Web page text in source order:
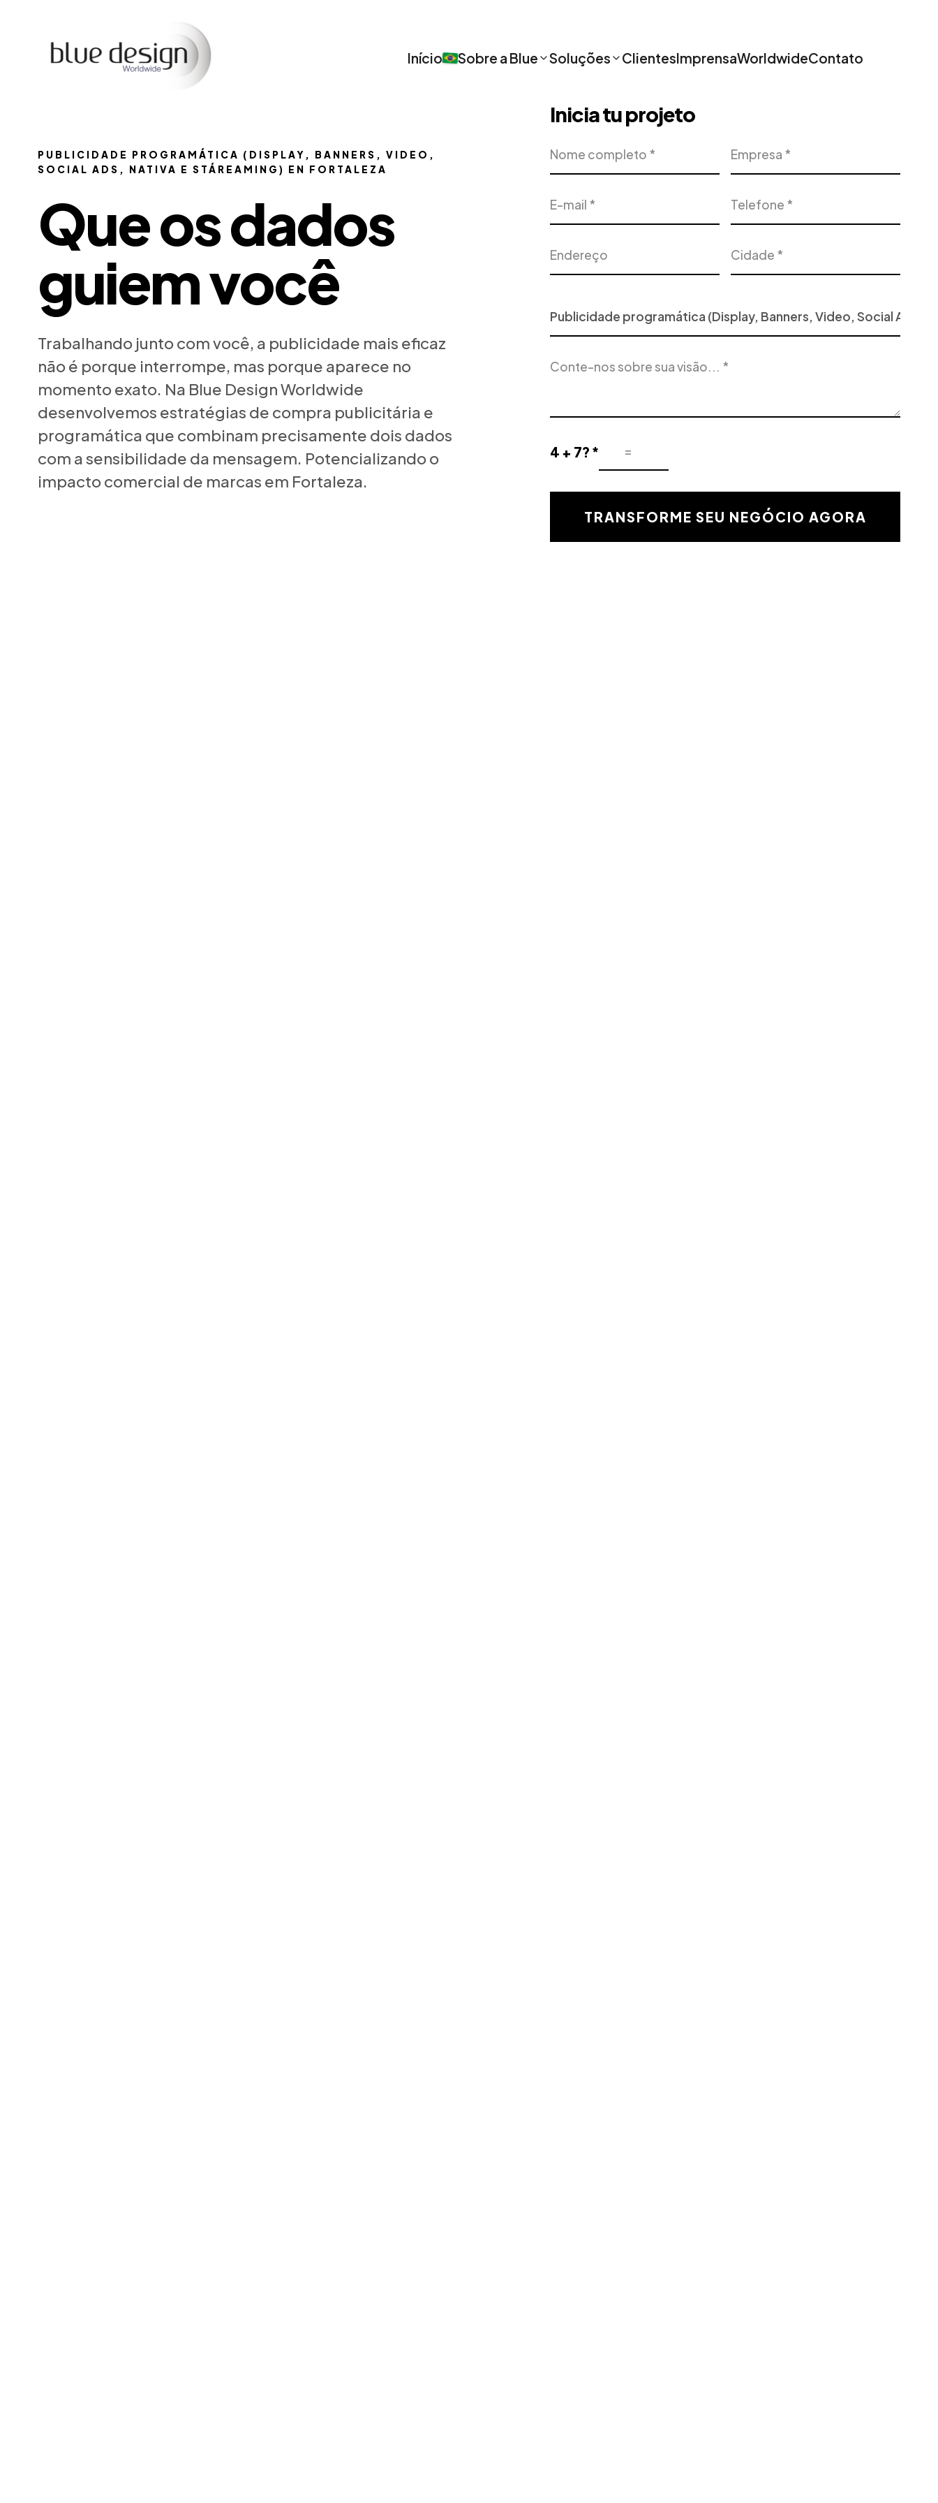
Início Sobre a Blue Soluções ClientesImprensaWorldwideContato
PUBLICIDADE PROGRAMÁTICA (DISPLAY, BANNERS, VIDEO,
SOCIAL ADS, NATIVA E STÁREAMING) EN FORTALEZA
Que os dados
guiem você
Trabalhando junto com você, a publicidade mais eficaz
não é porque interrompe, mas porque aparece no
momento exato. Na Blue Design Worldwide
desenvolvemos estratégias de compra publicitária e
programática que combinam precisamente dois dados
com a sensibilidade da mensagem. Potencializando o
impacto comercial de marcas em Fortaleza.
Inicia tu projeto
completo
mail
ou
Serviço
Interesse
do
4 + 7? *
Resultado
la
validaciónTRANSFORME SEU NEGÓCIO AGORA